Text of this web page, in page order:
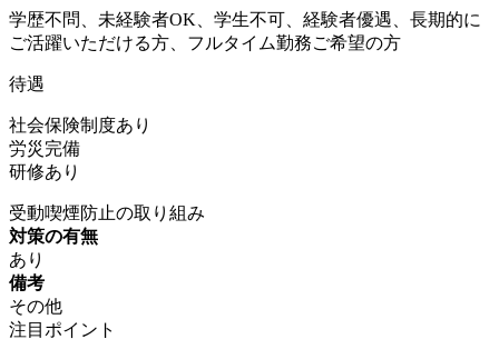
学歴不問、未経験者OK、学生不可、経験者優遇、長期的に
ご活躍いただける方、フルタイム勤務ご希望の方
待遇
社会保険制度あり
労災完備
研修あり
受動喫煙防止の取り組み
対策の有無
あり
備考
その他
注目ポイント